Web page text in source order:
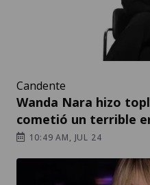
Candente
Wanda Nara hizo
cometió un terrible
10:49 AM, JUL 24